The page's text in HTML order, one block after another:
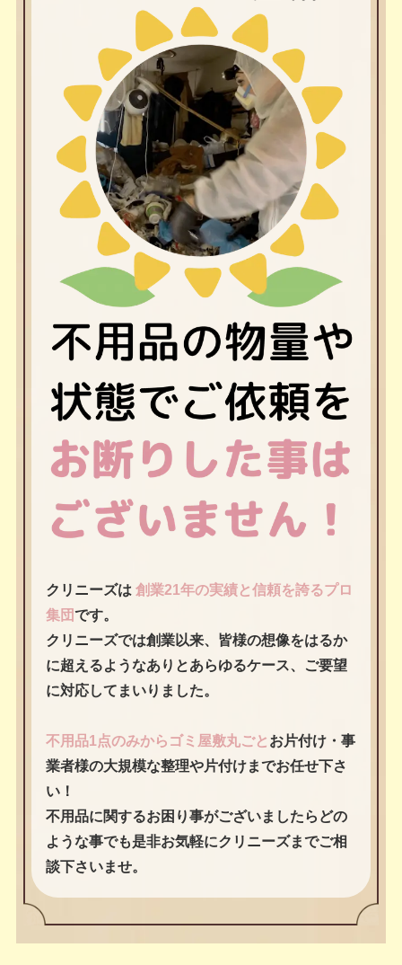
クリニーズは 創業21年の実績と信頼を誇るプロ
集団です。
クリニーズでは創業以来、皆様の想像をはるか
に超えるようなありとあらゆるケース、ご要望
に対応してまいりました。
不用品1点のみからゴミ屋敷丸ごと お片付け・事
業者様の大規模な整理や片付けまでお任せ下さ
い！
不用品に関するお困り事がございましたらどの
ような事でも是非お気軽にクリニーズまでご相
談下さいませ。